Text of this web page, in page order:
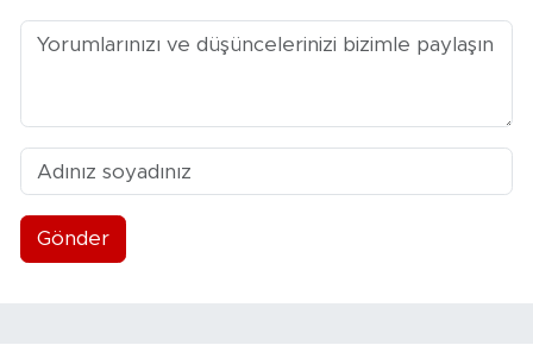
Gönder